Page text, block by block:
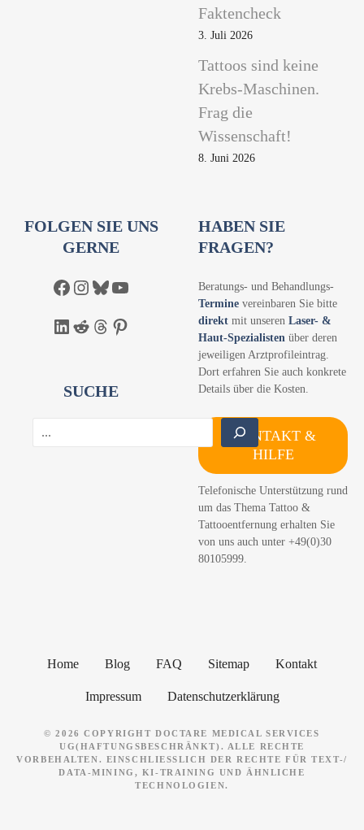
Faktencheck
3. Juli 2026
Tattoos sind keine
Krebs-Maschinen.
Frag die
Wissenschaft!
8. Juni 2026
FOLGEN SIE UNS
GERNE
Facebook Instagram Bluesky YouTube
LinkedIn Reddit Threads Pinterest
SUCHE
HABEN SIE
FRAGEN?
Beratungs- und Behandlungs-
Termine vereinbaren Sie bitte
direkt mit unseren Laser- &
Haut-Spezialisten über deren
jeweiligen Arztprofileintrag.
Dort erfahren Sie auch konkrete
Details über die Kosten.
KONTAKT &
HILFE
Telefonische Unterstützung rund
um das Thema Tattoo &
Tattooentfernung erhalten Sie
von uns auch unter +49(0)30
80105999.
Home Blog FAQ Sitemap Kontakt
Impressum Datenschutzerklärung
© 2026 COPYRIGHT DOCTARE MEDICAL SERVICES
UG(HAFTUNGSBESCHRÄNKT). ALLE RECHTE
VORBEHALTEN. EINSCHLIESSLICH DER RECHTE FÜR TEXT-/ D
ATA-MINING, KI-TRAINING UND ÄHNLICHE T
ECHNOLOGIEN.